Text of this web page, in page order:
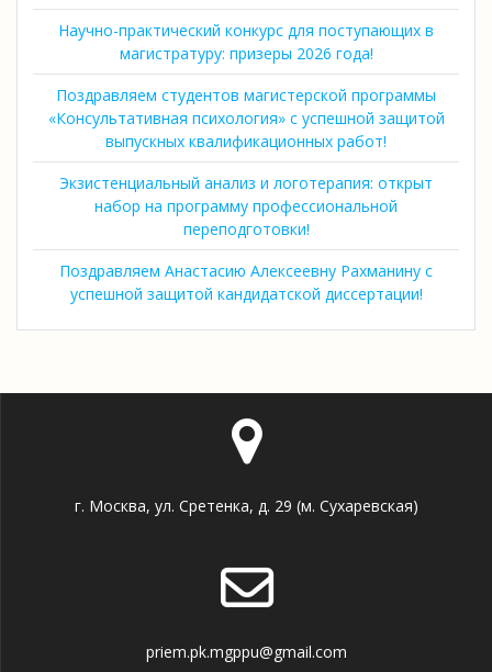
Научно-практический конкурс для поступающих в
магистратуру: призеры 2026 года!
Поздравляем студентов магистерской программы
«Консультативная психология» с успешной защитой
выпускных квалификационных работ!
Экзистенциальный анализ и логотерапия: открыт
набор на программу профессиональной
переподготовки!
Поздравляем Анастасию Алексеевну Рахманину с
успешной защитой кандидатской диссертации!
г. Москва, ул. Сретенка, д. 29 (м. Сухаревская)
priem.pk.mgppu@gmail.com